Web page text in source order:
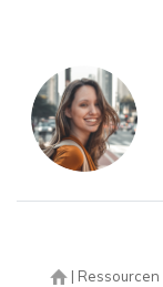
| Ressourcen